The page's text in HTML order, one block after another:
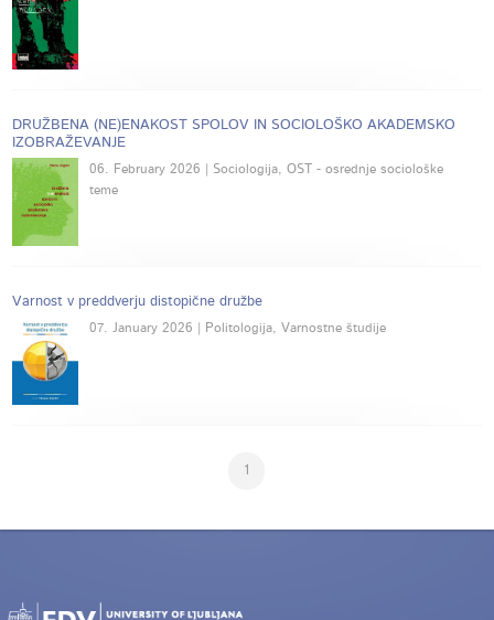
DRUŽBENA (NE)ENAKOST SPOLOV IN SOCIOLOŠKO AKADEMSKO
IZOBRAŽEVANJE
06. February 2026 | Sociologija, OST - osrednje sociološke
teme
Varnost v preddverju distopične družbe
07. January 2026 | Politologija, Varnostne študije
1